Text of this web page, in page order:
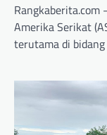
Amerika Serikat
terutama di